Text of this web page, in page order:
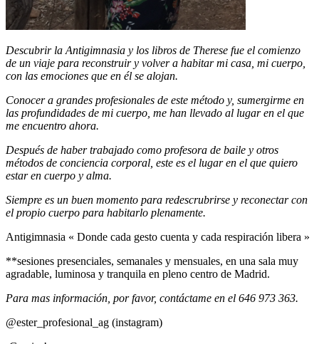
Descubrir la Antigimnasia y los libros de Therese fue el comienzo
de un viaje para reconstruir y volver a habitar mi casa, mi cuerpo,
con las emociones que en él se alojan.
Conocer a grandes profesionales de este método y, sumergirme en
las profundidades de mi cuerpo, me han llevado al lugar en el que
me encuentro ahora.
Después de haber trabajado como profesora de baile y otros
métodos de conciencia corporal, este es el lugar en el que quiero
estar en cuerpo y alma.
Siempre es un buen momento para redescrubrirse y reconectar con
el propio cuerpo para habitarlo plenamente.
Antigimnasia « Donde cada gesto cuenta y cada respiración libera »
**sesiones presenciales, semanales y mensuales, en una sala muy
agradable, luminosa y tranquila en pleno centro de Madrid.
Para mas información, por favor, contáctame en el 646 973 363.
@ester_profesional_ag (instagram)